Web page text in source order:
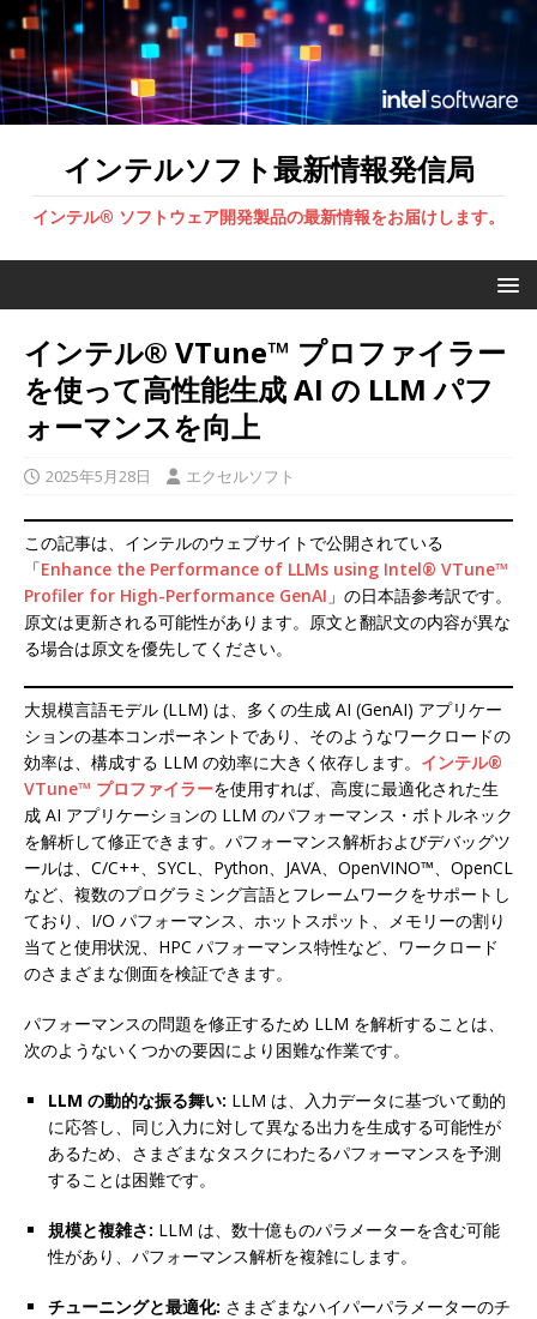
インテルソフト最新情報発信局
インテル® ソフトウェア開発製品の最新情報をお届けします。
インテル® VTune™ プロファイラー
を使って高性能生成 AI の LLM パフ
ォーマンスを向上
2025年5月28日 エクセルソフト
この記事は、インテルのウェブサイトで公開されている
「Enhance the Performance of LLMs using Intel® VTune™
Profiler for High-Performance GenAI 」の日本語参考訳です。
原文は更新される可能性があります。原文と翻訳文の内容が異な
る場合は原文を優先してください。
大規模言語モデル (LLM) は、多くの生成 AI (GenAI) アプリケー
ションの基本コンポーネントであり、そのようなワークロードの
効率は、構成する LLM の効率に大きく依存します。 インテル®
VTune™ プロファイラーを使用すれば、高度に最適化された生
成 AI アプリケーションの LLM のパフォーマンス・ボトルネック
を解析して修正できます。パフォーマンス解析およびデバッグツ
ールは、C/C++、SYCL、Python、JAVA、OpenVINO™、OpenCL
など、複数のプログラミング言語とフレームワークをサポートし
ており、I/O パフォーマンス、ホットスポット、メモリーの割り
当てと使用状況、HPC パフォーマンス特性など、ワークロード
のさまざまな側面を検証できます。
パフォーマンスの問題を修正するため LLM を解析することは、
次のようないくつかの要因により困難な作業です。
LLM の動的な振る舞い: LLM は、入力データに基づいて動的
に応答し、同じ入力に対して異なる出力を生成する可能性が
あるため、さまざまなタスクにわたるパフォーマンスを予測
することは困難です。
規模と複雑さ: LLM は、数十億ものパラメーターを含む可能
性があり、パフォーマンス解析を複雑にします。
チューニングと最適化: さまざまなハイパーパラメーターのチ